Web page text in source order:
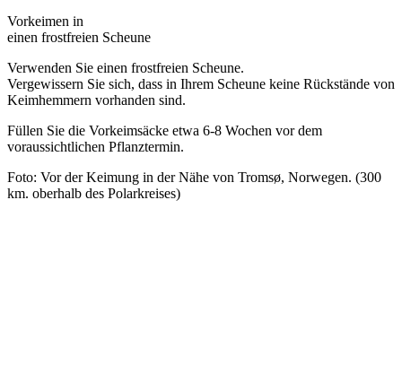
Vorkeimen in
einen frostfreien Scheune
Verwenden Sie einen frostfreien Scheune.
Vergewissern Sie sich, dass in Ihrem Scheune keine Rückstände von
Keimhemmern vorhanden sind.
Füllen Sie die Vorkeimsäcke etwa 6-8 Wochen vor dem
voraussichtlichen Pflanztermin.
Foto: Vor der Keimung in der Nähe von Tromsø, Norwegen. (300
km. oberhalb des Polarkreises)